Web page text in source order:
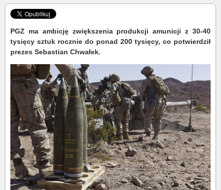
PGZ ma ambicję zwiększenia produkcji amunicji z 30-40
tysięcy sztuk rocznie do ponad 200 tysięcy, co potwierdził
prezes Sebastian Chwałek.